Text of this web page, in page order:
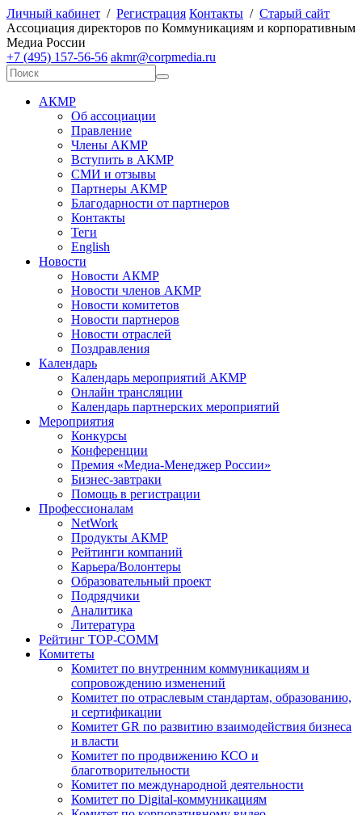
Личный кабинет / Регистрация Контакты / Старый сайт
Ассоциация директоров по Коммуникациям и корпоративным
Медиа России
+7 (495) 157-56-56 akmr@corpmedia.ru
АКМР
Об ассоциации
Правление
Члены АКМР
Вступить в АКМР
СМИ и отзывы
Партнеры АКМР
Благодарности от партнеров
Контакты
Теги
English
Новости
Новости АКМР
Новости членов АКМР
Новости комитетов
Новости партнеров
Новости отраслей
Поздравления
Календарь
Календарь мероприятий АКМР
Онлайн трансляции
Календарь партнерских мероприятий
Мероприятия
Конкурсы
Конференции
Премия «Медиа-Менеджер России»
Бизнес-завтраки
Помощь в регистрации
Профессионалам
NetWork
Продукты АКМР
Рейтинги компаний
Карьера/Волонтеры
Образовательный проект
Подрядчики
Аналитика
Литература
Рейтинг TOP-COMM
Комитеты
Комитет по внутренним коммуникациям и
сопровождению изменений
Комитет по отраслевым стандартам, образованию,
и сертификации
Комитет GR по развитию взаимодействия бизнеса
и власти
Комитет по продвижению КСО и
благотворительности
Комитет по международной деятельности
Комитет по Digital-коммуникациям